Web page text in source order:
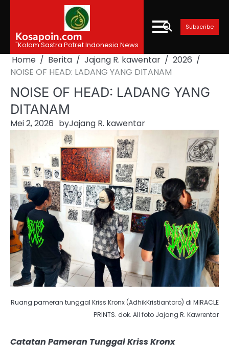
contentKosapoin.com
"Kolom Sastra Potret Indonesia News
Subscribe
Home Berita Jajang R. kawentar
2026
NOISE OF HEAD: LADANG YANG DITANAM
NOISE OF HEAD: LADANG YANG
DITANAM
Mei 2, 2026 byJajang R. kawentar
Ruang pameran tunggal Kriss Kronx (AdhikKristiantoro) di MIRACLE
PRINTS. dok. All foto Jajang R. Kawrentar
Catatan Pameran Tunggal Kriss Kronx